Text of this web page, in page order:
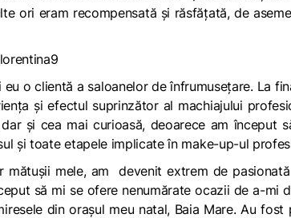
ori eram recompensată și răsfățată, de
o clientă a saloanelor de înfrumusețare. La
și efectul suprinzător al machiajului
și cea mai curioasă, deoarece am început
și toate etapele implicate în make-up-ul
mele, am devenit extrem de
să mi se ofere nenumărate ocazii de a-mi
din orașul meu natal, Baia Mare. Au fost